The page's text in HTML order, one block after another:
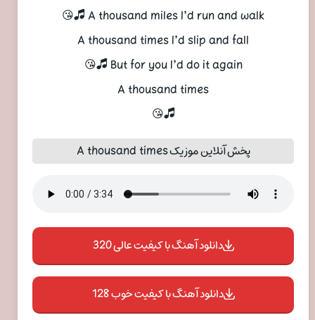
A thousand miles I’d run and walk 🎜😘
A thousand times I’d slip and fall
But for you I’d do it again 🎜😘
A thousand times
🎜😘
پخش آنلاین موزیک A thousand times
دانلود آهنگ با کیفیت عالی 320
دانلود آهنگ با کیفیت خوب 128